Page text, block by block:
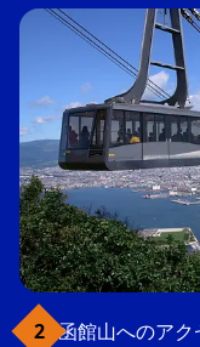
函館山へのア